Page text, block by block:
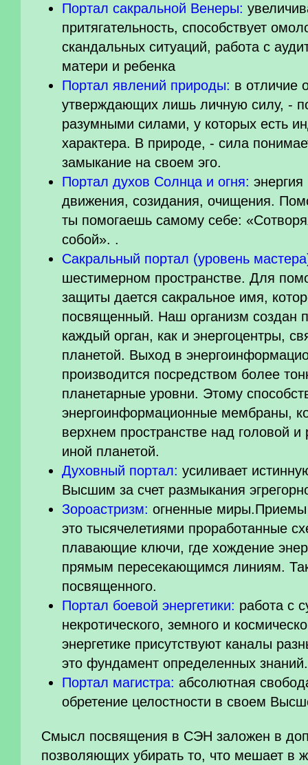
Портал сакральной Венеры:
притягательность, способствует
скандальных ситуаций, работа с
матери и ребенка
Портал явлений природы: в отличие
утверждающих лишь личную силу, -
разумными силами, у которых есть
характера. В природе, - сила
замыкание на своем эго.
Портал духов Солнца и огня:
движения, созидания, очищения.
ты помогаешь самому себе:
собой». .
Сакральный портал (уровень
шестимерном пространстве. Для
защиты дается сакральное имя,
посвященный. Наш организм создан
каждый орган, как и энергоцентры,
планетой. Выход в
производится посредством более
планетарные уровни. Этому
энергоинформационные мембраны,
верхнем пространстве над головой и
иной планетой.
Духовный портал: усиливает
Высшим за счет размыкания
Зороастризм: огненные миры.Приемы
это тысячелетиями проработанные
плавающие ключи, где хождение
прямым пересекающимся линиям.
посвященного.
Портал боевой энергетики: работа с
некротического, земного и
энергетике присутствуют каналы
это фундамент определенных знаний.
Портал магистра: абсолютная
обретение целостности в своем
Смысл посвящения в СЭН заложен в
позволяющих убирать то, что мешает в